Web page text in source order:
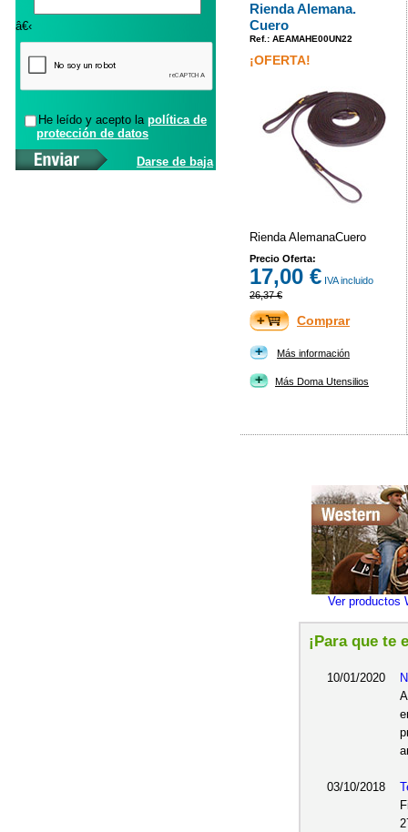
â€‹
He leído y acepto la política de
protección de datos
Darse de baja
Rienda Alemana.
Cuero
Ref.: AEAMAHE00UN22
¡OFERTA!
Rienda AlemanaCuero
Precio Oferta:
17,00 € IVA incluido
26,37 €
Comprar
Más información
Más Doma Utensilios
Ver productos
¡Para que te
10/01/2020
03/10/2018